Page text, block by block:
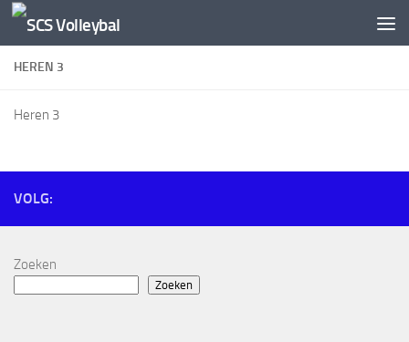
Doorgaan naar inhoud
HEREN 3
Heren 3
VOLG:
Zoeken
Zoeken